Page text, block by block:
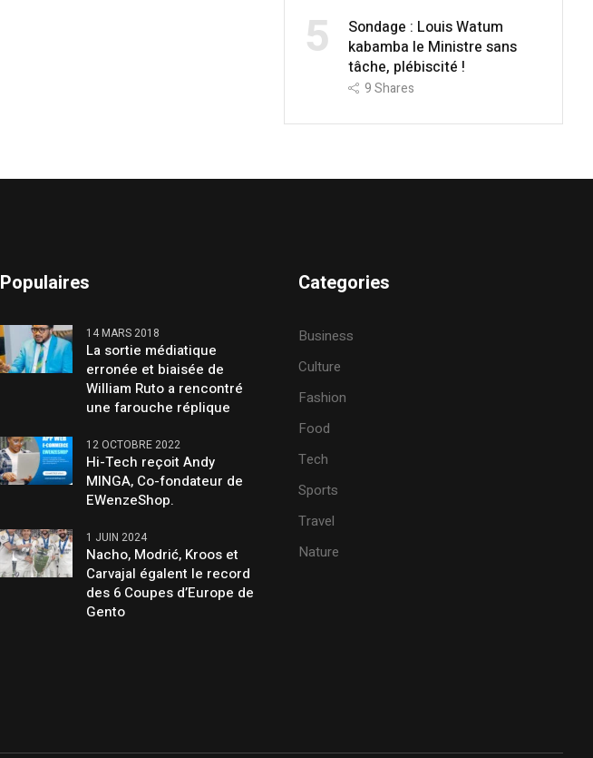
5
Sondage : Louis Watum
kabamba le Ministre sans
tâche, plébiscité !
9Shares
Populaires
14 MARS 2018
La sortie médiatique
erronée et biaisée de
William Ruto a rencontré
une farouche réplique
12 OCTOBRE 2022
Hi-Tech reçoit Andy
MINGA, Co-fondateur de
EWenzeShop.
1 JUIN 2024
Nacho, Modrić, Kroos et
Carvajal égalent le record
des 6 Coupes d’Europe de
Gento
Categories
Business
Culture
Fashion
Food
Tech
Sports
Travel
Nature